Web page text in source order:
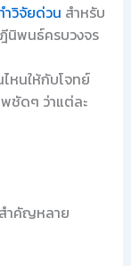
ำวิจัยด่วน สำหรับ
นิพนธ์ครบวงจร
หนให้กับโจทย์
พชัดๆ ว่าแต่ละ
ำคัญหลาย